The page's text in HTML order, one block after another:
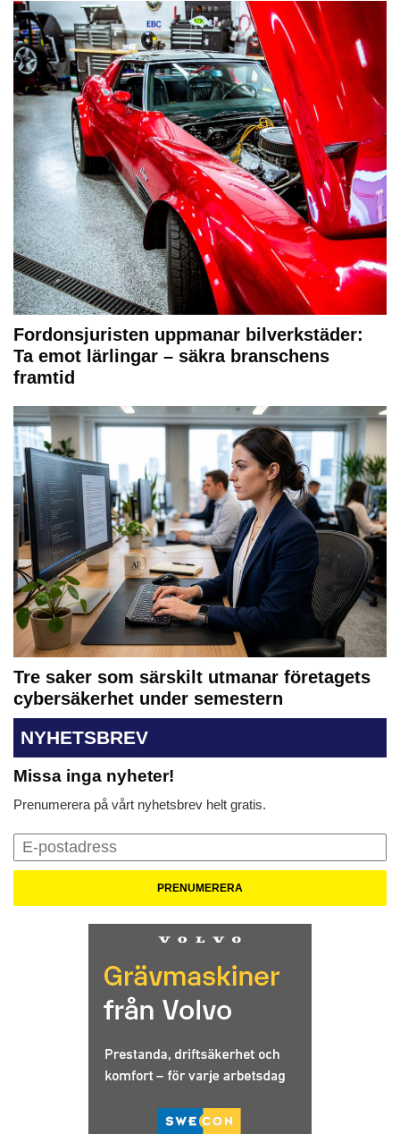
Fordonsjuristen uppmanar bilverkstäder:
Ta emot lärlingar – säkra branschens
framtid
Tre saker som särskilt utmanar företagets
cybersäkerhet under semestern
NYHETSBREV
Missa inga nyheter!
Prenumerera på vårt nyhetsbrev helt gratis.